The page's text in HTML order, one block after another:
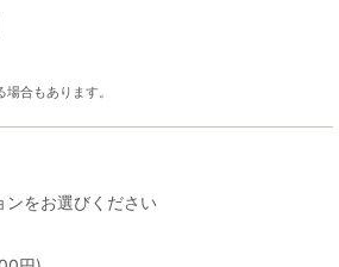
合もあります。
ンをお選びください